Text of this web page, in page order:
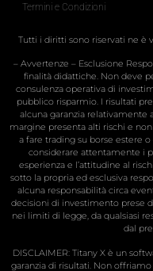
Termini e Condizioni
Tutti i diritti sono riservati ne è
– Avvertenze – Esclusione
finalità didattiche. Non deve
consulenza operativa di
pubblico risparmio. I risultati
alcuna garanzia
margine presenta alti rischi e
a fare trading su borse estere
considerare attentamente i
esperienza e l’attitudine al
sotto la propria ed esclusiva
alcuna responsabilità circa
decisioni di investimento prese
nei limiti di legge, da qualsiasi
dal
DISCLAIMER: Titany X è un
garanzia di risultati. Non